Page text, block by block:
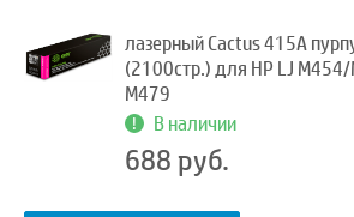
лазерный Cactus 415A
(2100стр.) для HP LJ M454/
M479
В наличии
688 руб.